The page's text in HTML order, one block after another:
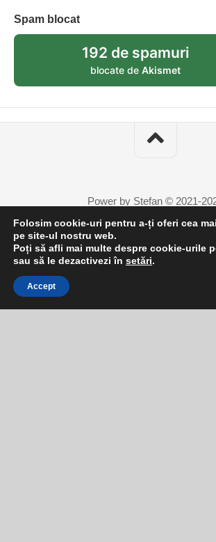
Spam blocat
192 de spamuri
blocate de Akismet
Power by Stefan © 2021-
Folosim cookie-uri pentru a-ți oferi cea
pe site-ul nostru web.
Poți să afli mai multe despre cookie-urile
sau să le dezactivezi în setări.
Accept